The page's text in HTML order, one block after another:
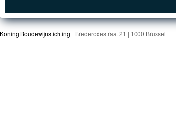
Koning Boudewijnstichting Brederodestraat 21 | 1000 Brussel